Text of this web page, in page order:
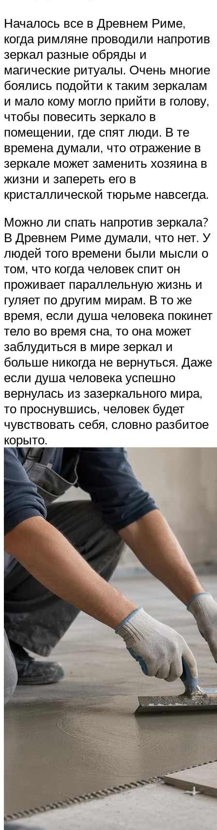
Началось все в Древнем Риме,
когда римляне проводили напротив
зеркал разные обряды и
магические ритуалы. Очень многие
боялись подойти к таким зеркалам
и мало кому могло прийти в голову,
чтобы повесить зеркало в
помещении, где спят люди. В те
времена думали, что отражение в
зеркале может заменить хозяина в
жизни и запереть его в
кристаллической тюрьме навсегда.
Можно ли спать напротив зеркала?
В Древнем Риме думали, что нет. У
людей того времени были мысли о
том, что когда человек спит он
проживает параллельную жизнь и
гуляет по другим мирам. В то же
время, если душа человека покинет
тело во время сна, то она может
заблудиться в мире зеркал и
больше никогда не вернуться. Даже
если душа человека успешно
вернулась из зазеркального мира,
то проснувшись, человек будет
чувствовать себя, словно разбитое
корыто.